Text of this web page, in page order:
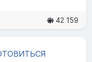
42 159